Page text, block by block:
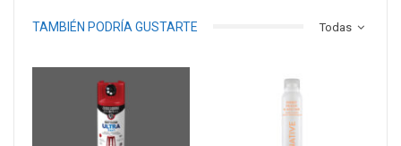
Todas
TAMBIÉN PODRÍA GUSTARTE